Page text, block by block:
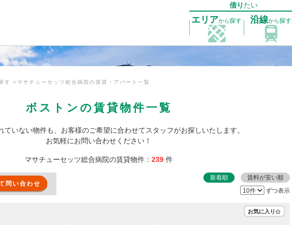
借り たい
エリアから探す 沿線から探す
す マサチューセッツ総合病院の賃貸・アパート一覧
ボストンの賃貸物件一覧
ていない物件も、お客様のご希望に合わせてスタッフがお探しいたします。
お気軽にお問い合わせください！
マサチューセッツ総合病院の賃貸物件： 239 件
問い合わせ
新着順
賃料が安い順
ずつ表示
お気に入り